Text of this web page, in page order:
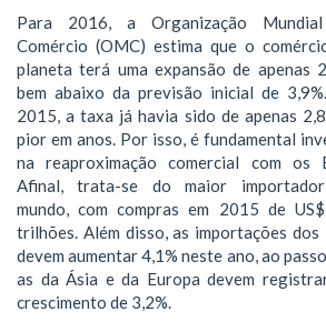
Para 2016, a Organização
Comércio (OMC) estima que o
planeta terá uma expansão de apenas
bem abaixo da previsão inicial de
2015, a taxa já havia sido de apenas
pior em anos. Por isso, é fundamental
na reaproximação comercial com os
Afinal, trata-se do maior
mundo, com compras em 2015 de
trilhões. Além disso, as importações dos
devem aumentar 4,1% neste ano, ao
as da Ásia e da Europa devem
crescimento de 3,2%.